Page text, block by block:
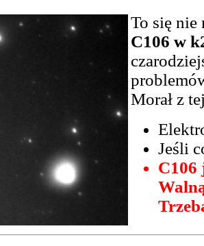
To się nie
C106 w
Morał z
Jeśli
C106